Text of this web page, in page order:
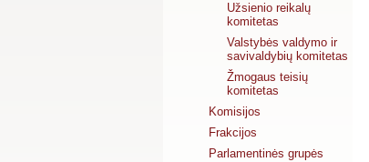
Užsienio reikalų
komitetas
Valstybės valdymo ir
savivaldybių komitetas
Žmogaus teisių
komitetas
Komisijos
Frakcijos
Parlamentinės grupės